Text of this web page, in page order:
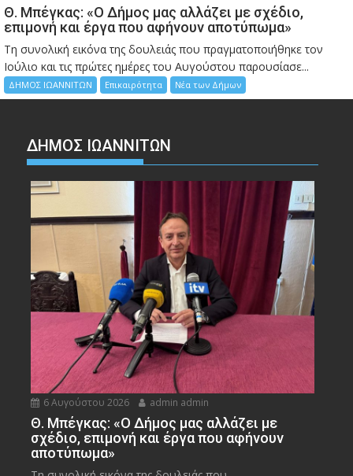
Θ. Μπέγκας: «Ο Δήμος μας αλλάζει με σχέδιο,
επιμονή και έργα που αφήνουν αποτύπωμα»
Τη συνολική εικόνα της δουλειάς που πραγματοποιήθηκε τον
Ιούλιο και τις πρώτες ημέρες του Αυγούστου παρουσίασε...
ΔΗΜΟΣ ΙΩΑΝΝΙΤΩΝ Επικαιρότητα Νέα των Δήμων
ΔΗΜΟΣ ΙΩΑΝΝΙΤΩΝ
6 Αυγούστου 2026 admin admin
Θ. Μπέγκας: «Ο Δήμος μας αλλάζει με
σχέδιο, επιμονή και έργα που αφήνουν
αποτύπωμα»